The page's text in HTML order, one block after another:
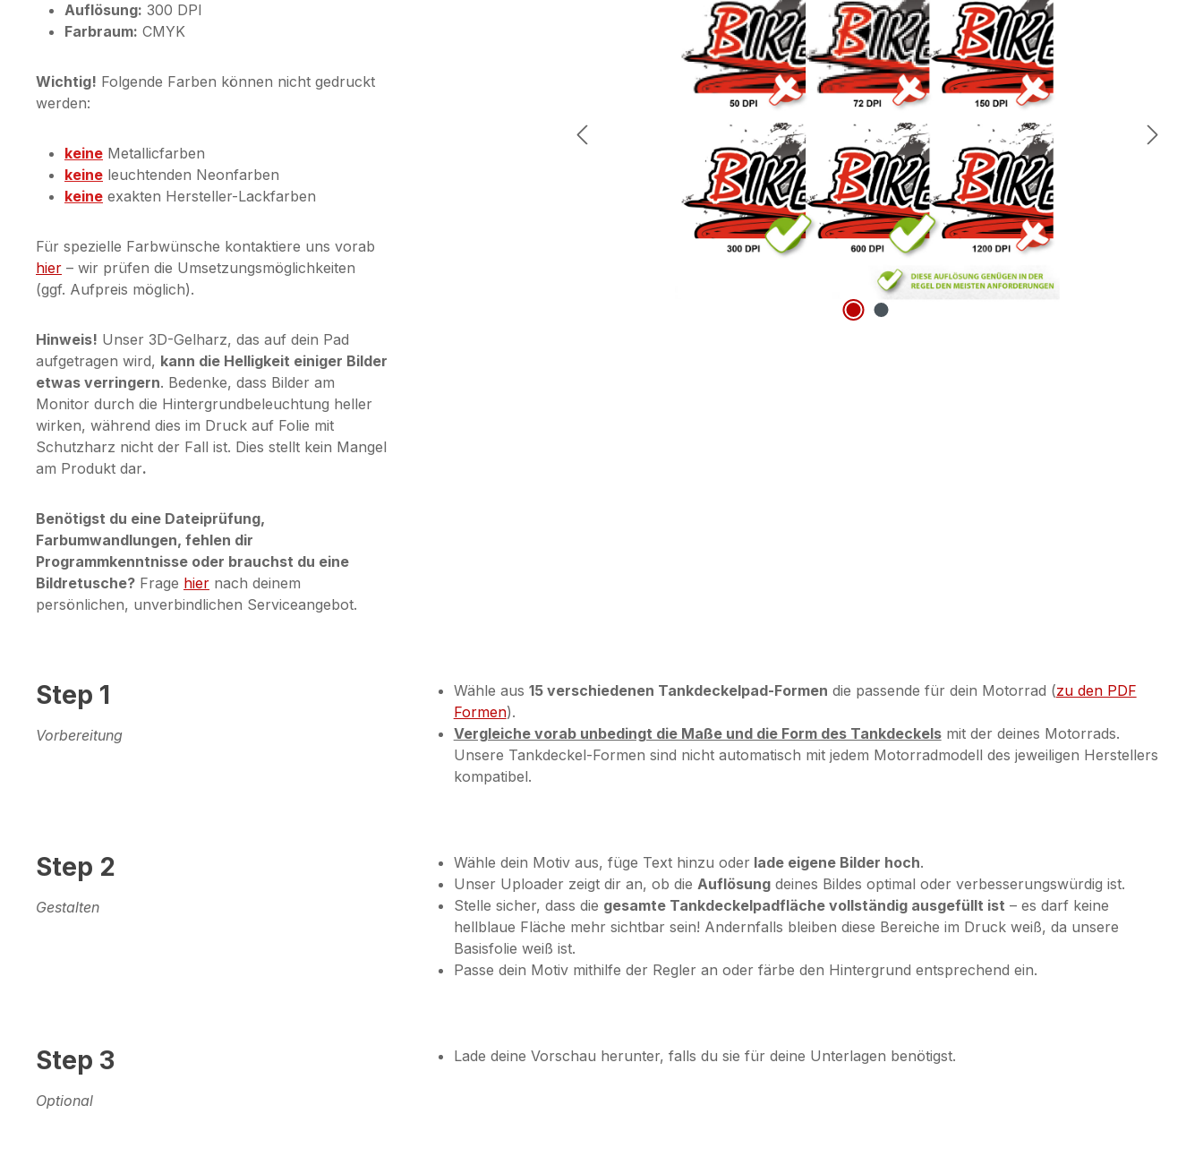
Auflösung: 300 DPI
Farbraum: CMYK
Wichtig! Folgende Farben können nicht gedruckt
werden:
keine Metallicfarben
keine leuchtenden Neonfarben
keine exakten Hersteller-Lackfarben
Für spezielle Farbwünsche kontaktiere uns vorab
hier – wir prüfen die Umsetzungsmöglichkeiten
(ggf. Aufpreis möglich).
Hinweis! Unser 3D-Gelharz, das auf dein Pad
aufgetragen wird, kann die Helligkeit einiger Bilder
etwas verringern. Bedenke, dass Bilder am
Monitor durch die Hintergrundbeleuchtung heller
wirken, während dies im Druck auf Folie mit
Schutzharz nicht der Fall ist. Dies stellt kein Mangel
am Produkt dar.
Benötigst du eine Dateiprüfung,
Farbumwandlungen, fehlen dir
Programmkenntnisse oder brauchst du eine
Bildretusche? Frage hier nach deinem
persönlichen, unverbindlichen Serviceangebot.
Step 1
Vorbereitung
Wähle aus 15 verschiedenen Tankdeckelpad-Formen die passende für dein Motorrad (zu den PDF
Formen).
Vergleiche vorab unbedingt die Maße und die Form des Tankdeckelsmit der deines Motorrads.
Unsere Tankdeckel-Formen sind nicht automatisch mit jedem Motorradmodell des jeweiligen Herstellers
kompatibel.
Step 2
Gestalten
Wähle dein Motiv aus, füge Text hinzu oderlade eigene Bilder hoch.
Unser Uploader zeigt dir an, ob die Auflösungdeines Bildes optimal oder verbesserungswürdig ist.
Stelle sicher, dass die gesamte Tankdeckelpadfläche vollständig ausgefüllt ist – es darf keine
hellblaue Fläche mehr sichtbar sein! Andernfalls bleiben diese Bereiche im Druck weiß, da unsere
Basisfolie weiß ist.
Passe dein Motiv mithilfe der Regler an oder färbe den Hintergrund entsprechend ein.
Step 3
Optional
Lade deine Vorschau herunter, falls du sie für deine Unterlagen benötigst.